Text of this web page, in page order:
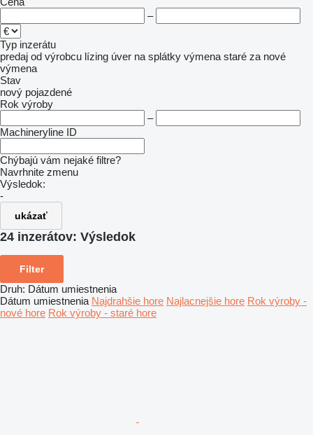
–
Typ inzerátu
predaj od výrobcu lízing úver na splátky výmena staré za nové
výmena
Stav
nový pojazdené
Rok výroby
–
Machineryline ID
Chýbajú vám nejaké filtre?
Navrhnite zmenu
Výsledok:
-
ukázať
24 inzerátov: Výsledok
Filter
Druh: Dátum umiestnenia
Dátum umiestnenia Najdrahšie hore Najlacnejšie hore Rok výroby -
nové hore Rok výroby - staré hore